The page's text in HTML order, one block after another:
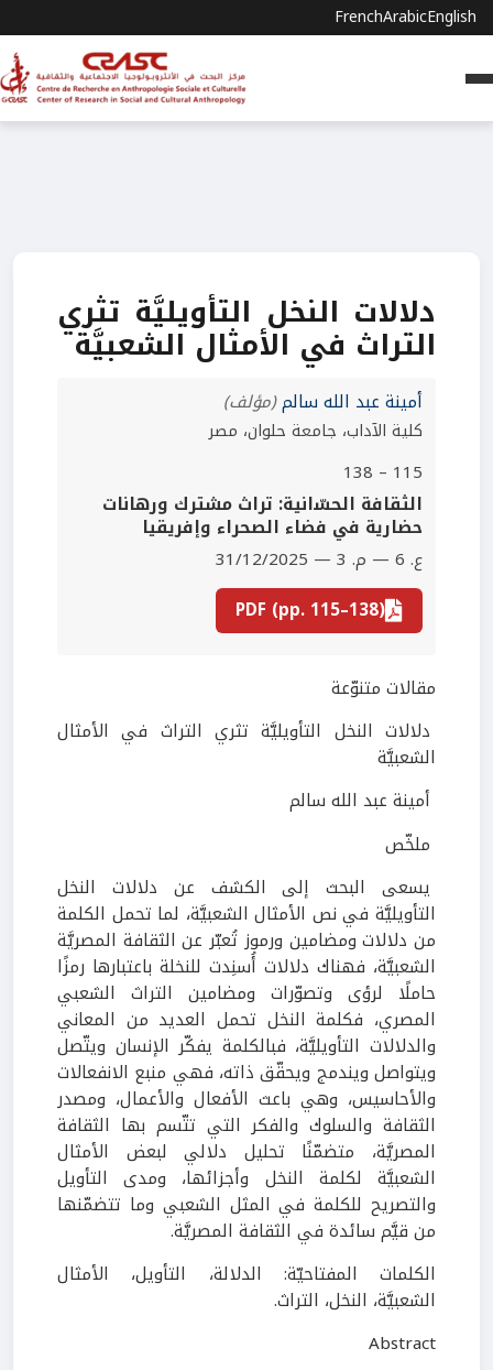
FrenchArabicEnglish
دلالات النخل التأويليَّة تثري
التراث في الأمثال الشعبيَّة
أمينة عبد الله سالم(مؤلف)
كلية الآداب، جامعة حلوان، مصر
115 – 138
اﻟﺜﻘﺎﻓﺔ اﻟﺤﺴّاﻧﻴﺔ: ﺗﺮاث ﻣﺸﺘﺮك ورﻫﺎﻧﺎت
ﺣﻀﺎرﻳﺔ ﻓﻲ ﻓﻀﺎء اﻟﺼﺤﺮاء وإﻓﺮﻳﻘﻴﺎ
ع. 6 — م. 3 — 31/12/2025
PDF (pp. 115–138)
مقالات متنوّعة
دلالات النخل التأويليَّة تثري التراث في الأمثال
الشعبيَّة
أمينة عبد الله سالم
ملخّص
يسعى البحث إلى الكشف عن دلالات النخل
التأويليَّة في نص الأمثال الشعبيَّة، لما تحمل الكلمة
من دلالات ومضامين ورموز تُعبّر عن الثقافة المصريَّة
الشعبيَّة، فهناك دلالات أُسنِدت للنخلة باعتبارها رمزًا
حاملًا لرؤى وتصوّرات ومضامين التراث الشعبي
المصري، فكلمة النخل تحمل العديد من المعاني
والدلالات التأويليَّة، فبالكلمة يفكّر الإنسان ويتّصل
ويتواصل ويندمج ويحقّق ذاته، فهي منبع الانفعالات
والأحاسيس، وهي باعث الأفعال والأعمال، ومصدر
الثقافة والسلوك والفكر التي تتّسم بها الثقافة
المصريَّة، متضمّنًا تحليل دلالي لبعض الأمثال
الشعبيَّة لكلمة النخل وأجزائها، ومدى التأويل
والتصريح للكلمة في المثل الشعبي وما تتضمّنها
من قيَّم سائدة في الثقافة المصريَّة.
الكلمات المفتاحيّة: الدلالة، التأويل، الأمثال
الشعبيَّة، النخل، التراث.
Abstract